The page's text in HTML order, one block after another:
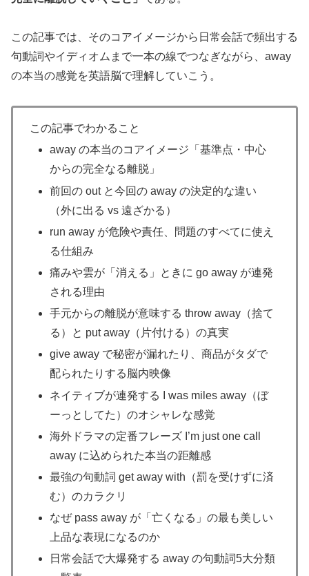
この記事では、そのコアイメージから日常会話で頻出する
句動詞やイディオムまで一本の線でつなぎながら、away
の本当の感覚を英語脳で理解していこう。
この記事でわかること
away の本当のコアイメージ「基準点・中心
からの完全なる離脱」
前回の out と今回の away の決定的な違い
（外に出る vs 遠ざかる）
run away が危険や責任、問題のすべてに使え
る仕組み
痛みや雲が「消える」ときに go away が連発
される理由
手元からの離脱が意味する throw away（捨て
る）と put away（片付ける）の真実
give away で秘密が漏れたり、商品がタダで
配られたりする脳内映像
ネイティブが連発する I was miles away（ぼ
ーっとしてた）のオシャレな感覚
海外ドラマの定番フレーズ I’m just one call
away に込められた本当の距離感
最強の句動詞 get away with（罰を受けずに済
む）のカラクリ
なぜ pass away が「亡くなる」の最も美しい
上品な表現になるのか
日常会話で大爆発する away の句動詞5大分類